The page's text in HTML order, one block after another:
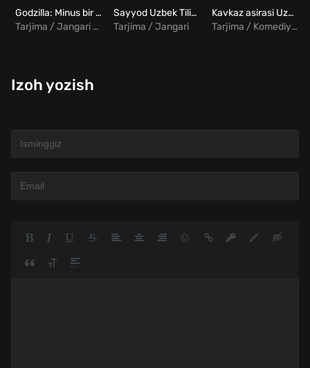
Godzilla: Minus bir Uzbek Tilida
Tarjima / Jangari / Drama / Fantastika
Sayyod Uzbek Tilida
Tarjima / Jangari
Kavkaz asirasi Uzbek tilida
Tarjima / Komediya / Melodrama / Sarguzasht
Izoh yozish